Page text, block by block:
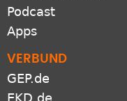
Podcast
Apps
VERBUND
GEP.de
EKD.de